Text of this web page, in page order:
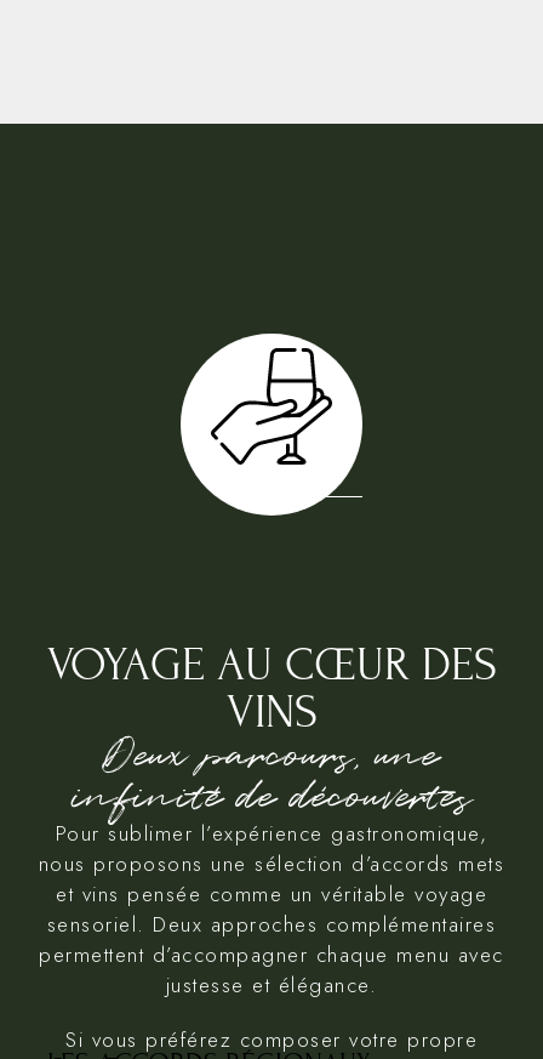
VOYAGE AU CŒUR DES
VINS
Deux parcours, une
infinité de découvertes
Pour sublimer l’expérience gastronomique,
nous proposons une sélection d’accords mets
et vins pensée comme un véritable voyage
sensoriel. Deux approches complémentaires
permettent d’accompagner chaque menu avec
justesse et élégance.
Si vous préférez composer votre propre